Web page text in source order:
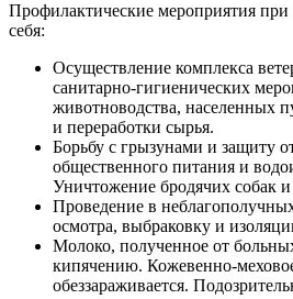
Профилактические мероприятия при
себя:
Осуществление комплекса
санитарно-гигиенических
животноводства, населенных
и переработки сырья.
Борьбу с грызунами и защиту
общественного питания и
Уничтожение бродячих собак
Проведение в
осмотра, выбраковку и
Молоко, полученное от
кипячению. Кожевенно-
обеззараживается.